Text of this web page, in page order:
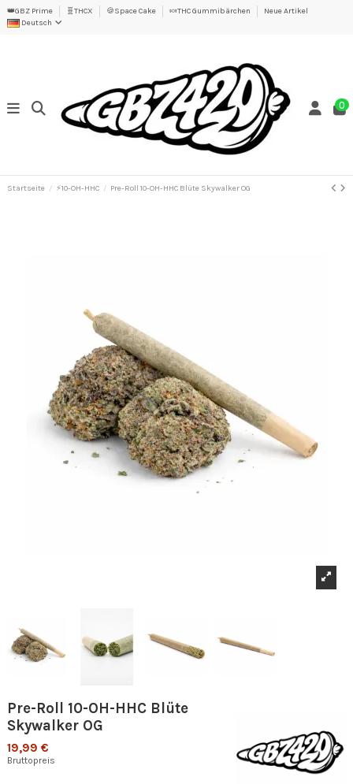
👑GBZ Prime 🧬THCX 🍪Space Cake 🍬THC Gummibärchen
Neue Artikel
Deutsch
0
Startseite ⚡10-OH-HHC Pre-Roll 10-OH-HHC Blüte Skywalker OG
Pre-Roll 10-OH-HHC Blüte
Skywalker OG
19,99 €
Bruttopreis